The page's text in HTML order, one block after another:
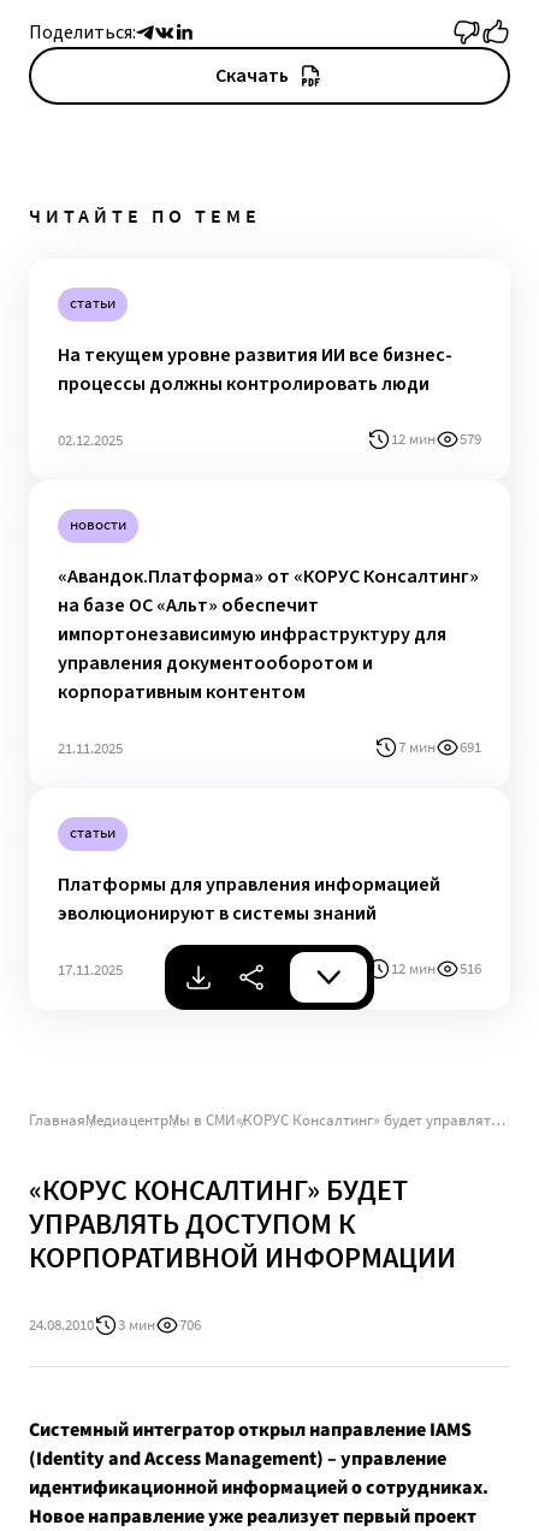
Поделиться:
Скачать
ЧИТАЙТЕ ПО ТЕМЕ
статьи
На текущем уровне развития ИИ все бизнес-
процессы должны контролировать люди
02.12.2025 12 мин 579
новости
«Авандок.Платформа» от «КОРУС Консалтинг»
на базе ОС «Альт» обеспечит
импортонезависимую инфраструктуру для
управления документооборотом и
корпоративным контентом
21.11.2025 7 мин 691
статьи
Платформы для управления информацией
эволюционируют в системы знаний
17.11.2025 12 мин 516
ГлавнаяМедиацентрМы в СМИ «КОРУС Консалтинг» будет управлять доступом к корпоративной информации
«КОРУС КОНСАЛТИНГ» БУДЕТ
УПРАВЛЯТЬ ДОСТУПОМ К
КОРПОРАТИВНОЙ ИНФОРМАЦИИ
24.08.2010 3 мин 706
Системный интегратор открыл направление IAMS
(Identity and Access Management) – управление
идентификационной информацией о сотрудниках.
Новое направление уже реализует первый проект